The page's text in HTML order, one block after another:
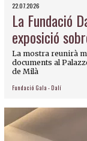
22.07.2026
La Fundació
exposició
La mostra reunirà
documents al
de Milà
Fundació Gala - Dalí